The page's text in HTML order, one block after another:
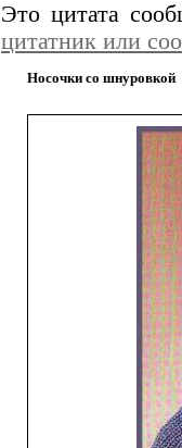
Это цитата
цитатник или
Носочки со шнуровкой